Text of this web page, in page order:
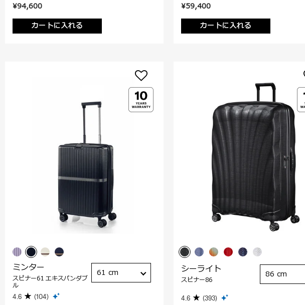
¥94,600
カートに入れる
¥59,400
カートに入れる
ミンター
スピナー61 エキスパンダブ
ル
4.6 (104)
61 cm シーライト
スピナー86
4.6 (393)
86 cm